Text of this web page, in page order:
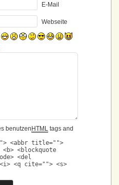
E-Mail
Webseite
benutzen HTML tags and
<abbr title="">
<blockquote
<del
<i> <q cite=""> <s>